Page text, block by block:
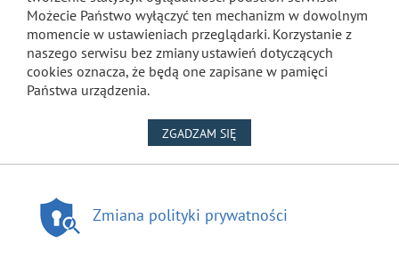
Możecie Państwo wyłączyć ten mechanizm w dowolnym
momencie w ustawieniach przeglądarki. Korzystanie z
naszego serwisu bez zmiany ustawień dotyczących
cookies oznacza, że będą one zapisane w pamięci
Państwa urządzenia.
ZGADZAM SIĘ
Zmiana polityki prywatności